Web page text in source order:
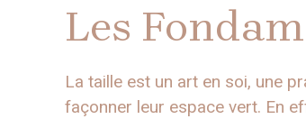
Les
La taille est un art en soi, une
façonner leur espace vert. En